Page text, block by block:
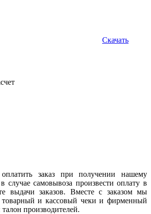
Скачать
заказ при получении нашему
случае самовывоза произвести оплату в
выдачи заказов. Вместе с заказом мы
товарный и кассовый чеки и фирменный
производителей.